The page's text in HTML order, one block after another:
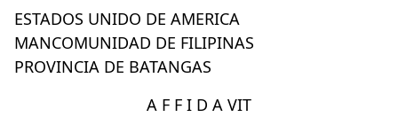
ESTADOS UNIDO DE AMERICA
MANCOMUNIDAD DE FILIPINAS
PROVINCIA DE BATANGAS
A F F I D A VIT